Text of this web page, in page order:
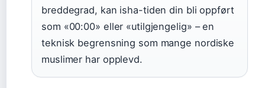
breddegrad, kan isha-tiden din bli oppført
som «00:00» eller «utilgjengelig» – en
teknisk begrensning som mange nordiske
muslimer har opplevd.